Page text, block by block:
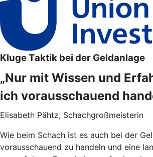
Kluge Taktik bei der Geldanlage
„Nur mit Wissen und
ich vorausschauend
Elisabeth Pähtz, Schachgroßmeisterin
Wie beim Schach ist es auch bei der
vorausschauend zu handeln und eine